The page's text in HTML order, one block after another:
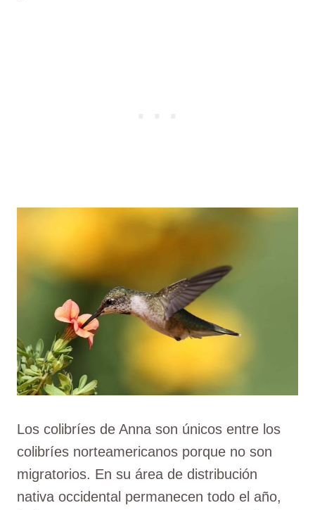
Los colibríes de Anna son únicos entre los
colibríes norteamericanos porque no son
migratorios. En su área de distribución
nativa occidental permanecen todo el año,